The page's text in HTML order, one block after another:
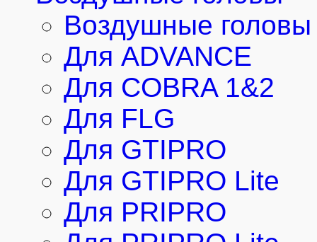
Воздушные
Для ADVANCE
Для COBRA 1&2
Для FLG
Для GTIPRO
Для GTIPRO Lite
Для PRIPRO